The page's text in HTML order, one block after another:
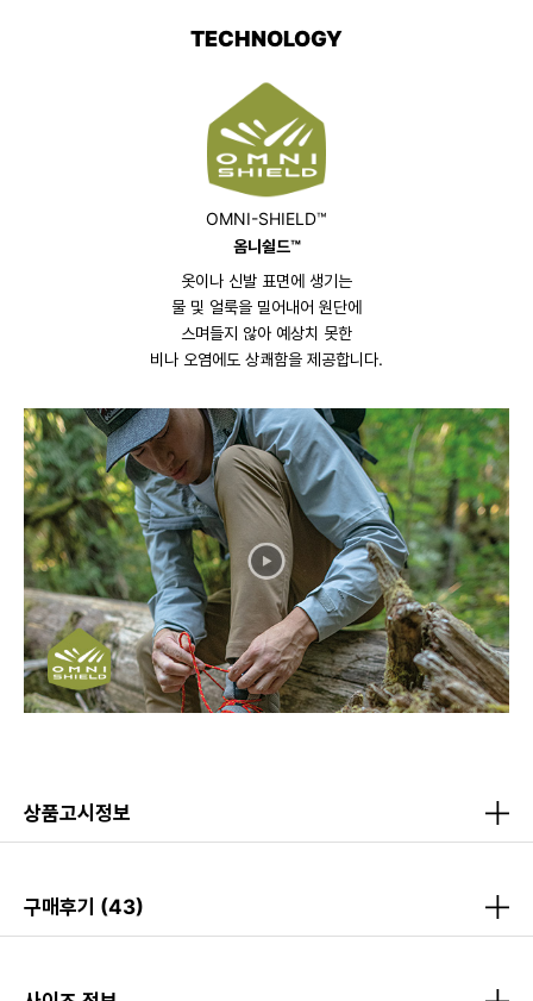
TECHNOLOGY
OMNI-SHIELD™
옴니쉴드™
옷이나 신발 표면에 생기는
물 및 얼룩을 밀어내어 원단에
스며들지 않아 예상치 못한
비나 오염에도 상쾌함을 제공합니다.
상품고시정보
구매후기 (43)